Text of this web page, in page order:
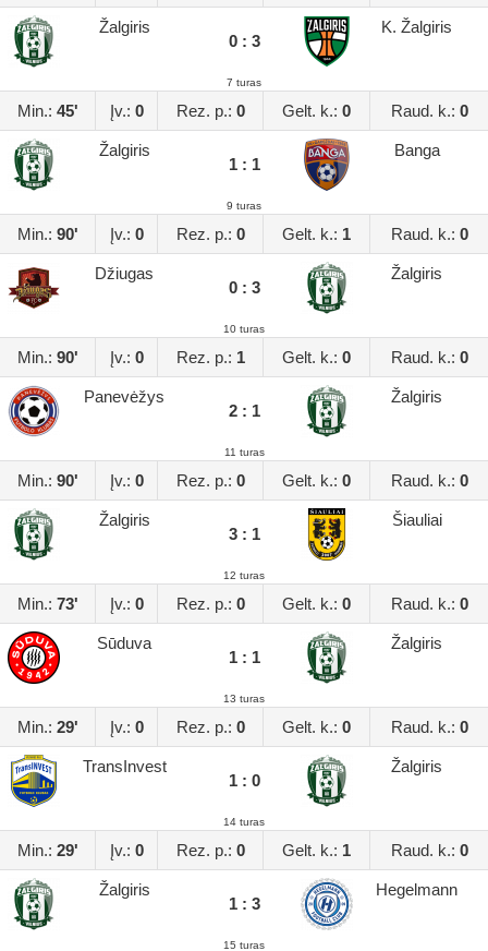
Žalgiris
0 : 3
K. Žalgiris
7 turas
Min.: 45' Įv.: 0 Rez. p.: 0 Gelt. k.: 0 Raud. k.: 0
Žalgiris
1 : 1
Banga
9 turas
Min.: 90' Įv.: 0 Rez. p.: 0 Gelt. k.: 1 Raud. k.: 0
Džiugas
0 : 3
Žalgiris
10 turas
Min.: 90' Įv.: 0 Rez. p.: 1 Gelt. k.: 0 Raud. k.: 0
Panevėžys
2 : 1
Žalgiris
11 turas
Min.: 90' Įv.: 0 Rez. p.: 0 Gelt. k.: 0 Raud. k.: 0
Žalgiris
3 : 1
Šiauliai
12 turas
Min.: 73' Įv.: 0 Rez. p.: 0 Gelt. k.: 0 Raud. k.: 0
Sūduva
1 : 1
Žalgiris
13 turas
Min.: 29' Įv.: 0 Rez. p.: 0 Gelt. k.: 0 Raud. k.: 0
TransInvest
1 : 0
Žalgiris
14 turas
Min.: 29' Įv.: 0 Rez. p.: 0 Gelt. k.: 1 Raud. k.: 0
Žalgiris
1 : 3
Hegelmann
15 turas